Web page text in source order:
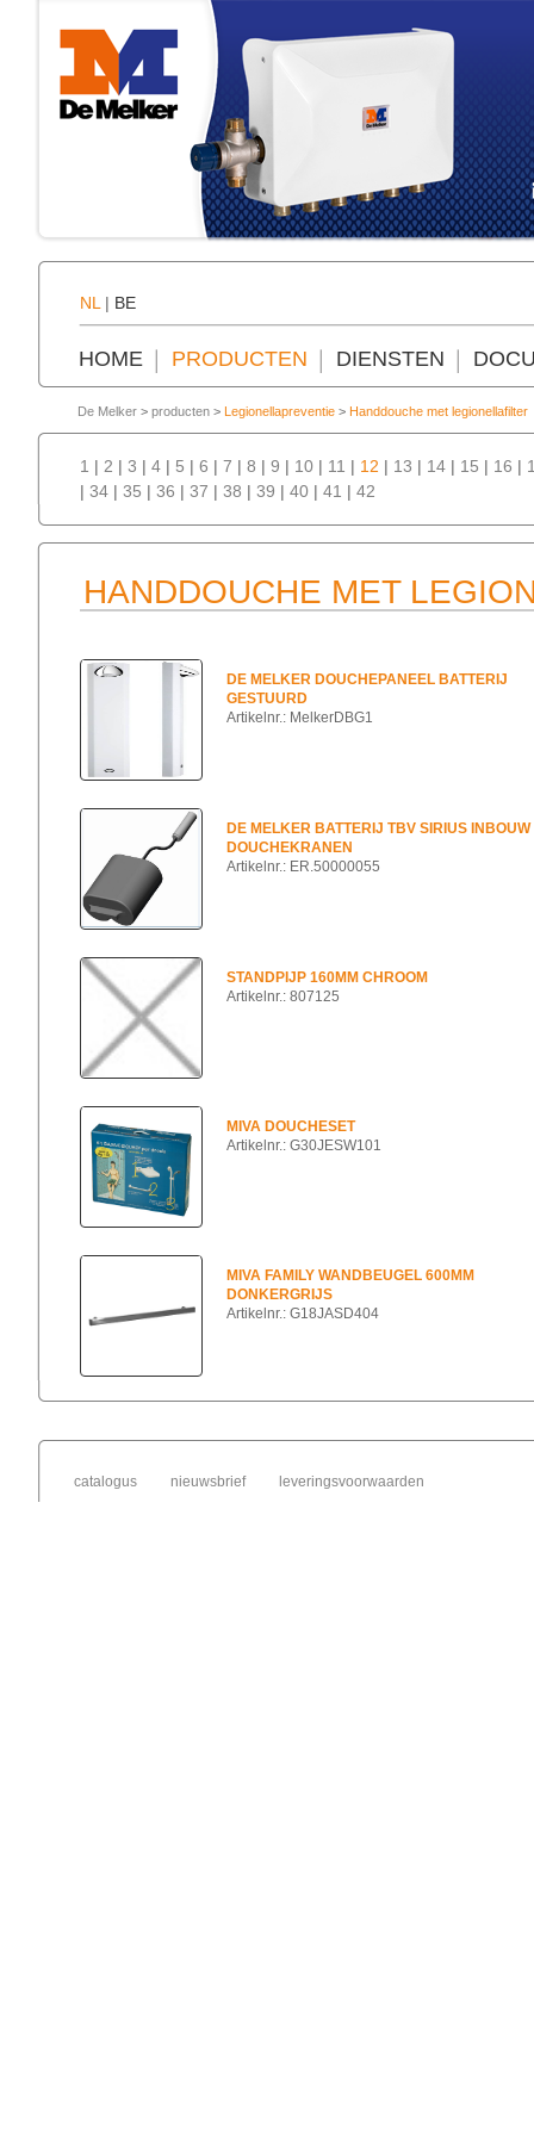
NL | BE
HOME PRODUCTEN DIENSTEN
De Melker > producten > Legionellapreventie > Handdouche met legionellafilter
1 | 2 | 3 | 4 | 5 | 6 | 7 | 8 | 9 | 10 | 11 | 12 | 13 | 14 | 15 | 16 |
| 34 | 35 | 36 | 37 | 38 | 39 | 40 | 41 | 42
HANDDOUCHE MET
DE MELKER DOUCHEPANEEL BATTERIJ
GESTUURD
Artikelnr.: MelkerDBG1
DE MELKER BATTERIJ TBV SIRIUS INBOUW
DOUCHEKRANEN
Artikelnr.: ER.50000055
STANDPIJP 160MM CHROOM
Artikelnr.: 807125
MIVA DOUCHESET
Artikelnr.: G30JESW101
MIVA FAMILY WANDBEUGEL 600MM
DONKERGRIJS
Artikelnr.: G18JASD404
catalogus nieuwsbrief leveringsvoorwaarden